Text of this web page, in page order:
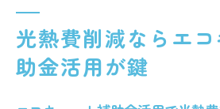
光熱費削減ならエ
助金活用が鍵